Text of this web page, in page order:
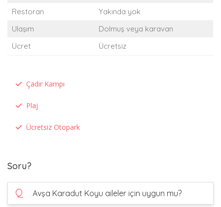
Restoran
Yakında yok
Ulaşım
Dolmuş veya karavan
Ücret
Ücretsiz
Çadır Kampı
Plaj
Ücretsiz Otopark
Soru?
Q Avşa Karadut Koyu aileler için uygun mu?